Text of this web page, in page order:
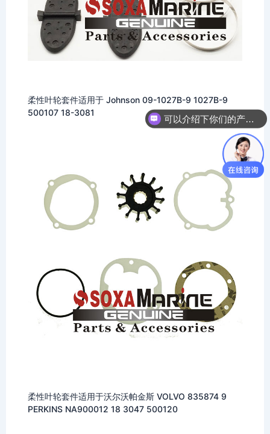
柔性叶轮套件适用于 Johnson 09-1027B-9 1027B-9
500107 18-3081
柔性叶轮套件适用于沃尔沃帕金斯 VOLVO 835874 9
PERKINS NA900012 18 3047 500120
你们是怎么收费的呢